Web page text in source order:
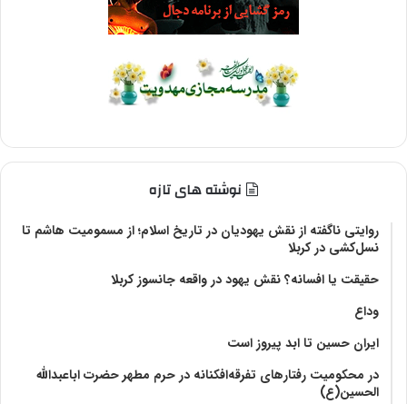
نوشته های تازه
روایتی ناگفته از نقش یهودیان در تاریخ اسلام؛ از مسمومیت هاشم تا
نسل‌کشی در کربلا
حقیقت یا افسانه؟‌ نقش یهود در واقعه جانسوز کربلا
وداع
ایران حسین تا ابد پیروز است
در محکومیت رفتارهای تفرقه‌افکنانه در حرم مطهر حضرت اباعبدالله
الحسین(ع)